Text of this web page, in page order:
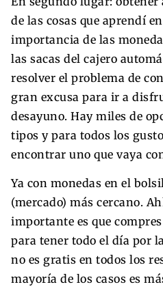
de las cosas que aprendí
importancia de las
las sacas del cajero
resolver el problema de
gran excusa para ir a
desayuno. Hay miles de
tipos y para todos los
encontrar uno que vaya
Ya con monedas en el
(mercado) más cercano.
importante es que
para tener todo el día por
no es gratis en todos los
mayoría de los casos es